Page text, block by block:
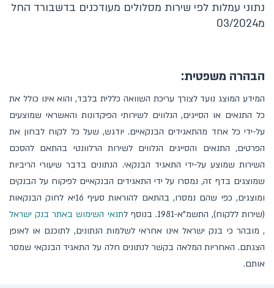
נתוני עמלות לפי שירות מסלולים מעודכנים בדשבורד החל
מ03/2024
הבהרה משפטית:
המידע המוצג נועד לצורך עריכת השוואה כללית בלבד, והוא אינו כולל את
כל התנאים או הסייגים, הנלווים לשירותי הפיקדונות והאשראי שמוצעים
על-ידי כל אחד מהתאגידים הבנקאיים. יודגש, שעל כל לקוח לבחון את
הפרטים, התנאים והסייגים הנלווים לשירות הרלוונטי בהתאם להסכם
השירות שמוצע על-ידי התאגיד הבנקאי. הנתונים בדבר שיעורי הריביות
שמוצגים בדף זה, נמסרו על ידי התאגידים הבנקאיים לפיקוח על הבנקים
ומוצגים, כפי שהם נמסרו, בהתאם להוראות סעיף 16יא לחוק הבנקאות
(שירות ללקוח), התשמ"א-1981. בנוסף ל
תנאי השימוש באתר בנק ישראל​
, מובהר כי בנק ישראל אינו אחראי לשלמות הנתונים, לתוכנם או לאופן
הצגתם. האחריות המלאה בקשר לנתונים חלה על התאגיד הבנקאי שמסר
אותם.